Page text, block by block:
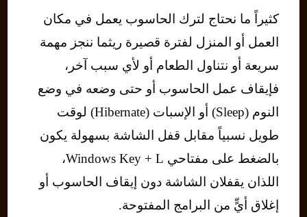
كثيراً ما نحتاج لترك الحاسوب يعمل في مكان
العمل أو المنزل لفترة قصيرة ريثما ننجز مهمة
سريعة أو نتناول الطعام أو لأي سبب آخر،
فإيقاف عمل الحاسوب أو حتى وضعه في وضع
النوم (Sleep) أو الإسبات (Hibernate) لوقت
طويل نسبياً مقابل قفل الشاشة بسهولة يكون
بالضغط على مفتاحي Windows Key + L،
اللذان يقفلان الشاشة دون إيقاف الحاسوب أو
إغلاق أيٍّ من البرامج المفتوحة.